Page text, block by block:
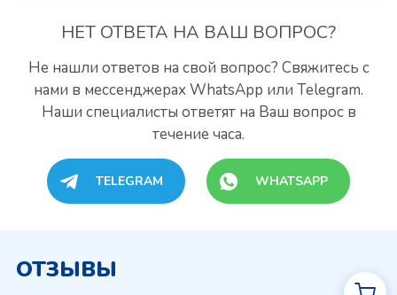
НЕТ ОТВЕТА НА ВАШ ВОПРОС?
Не нашли ответов на свой вопрос? Свяжитесь с
нами в мессенджерах WhatsApp или Telegram.
Наши специалисты ответят на Ваш вопрос в
течение часа.
TELEGRAM WHATSAPP
ОТЗЫВЫ